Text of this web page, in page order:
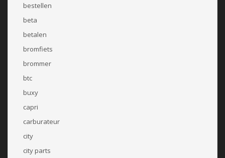
bestellen
beta
betalen
bromfiets
brommer
btc
buxy
capri
carburateur
city
city parts